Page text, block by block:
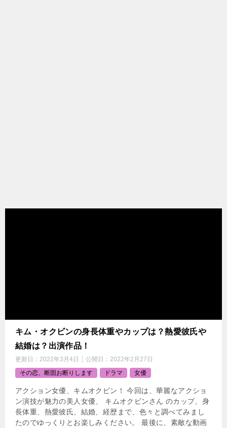
キム・オクビンの身長体重やカップは？熱愛彼氏や
結婚は？出演作品！
更新日： 2022年3月4日 公開日： 2022年2月27日
その恋、断固お断りします
ドラマ 女優
アクション女優、キムオクビン！ 今回は、華麗なアクショ
ン演技が魅力の美人女優、 キムオクビンさん のカップ、身
長体重、熱愛彼氏、結婚、経歴まで、色々と調べてみまし
たのでゆっくりとお楽しみください。 最後に、素敵な動画